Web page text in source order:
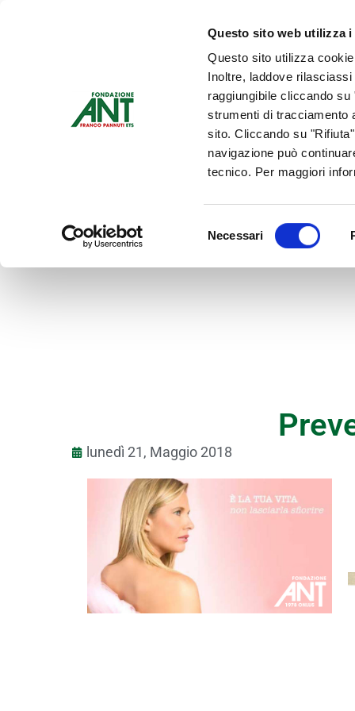
Questo sito web utilizza i
Questo sito utilizza
Inoltre, laddove
raggiungibile cliccando
strumenti di tracciamento
sito. Cliccando su
navigazione può
tecnico. Per maggiori
del
Necessari
Chi siamo
Contattaci
lunedì 21, Maggio 2018